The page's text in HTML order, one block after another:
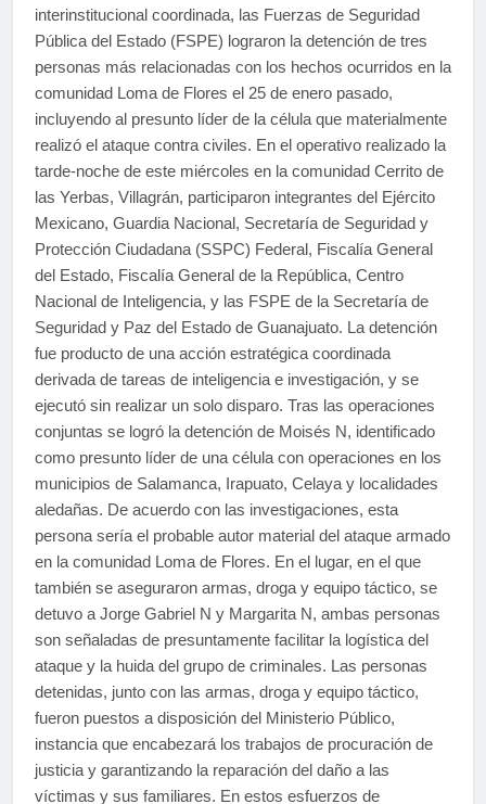
interinstitucional coordinada, las Fuerzas de Seguridad
Pública del Estado (FSPE) lograron la detención de tres
personas más relacionadas con los hechos ocurridos en la
comunidad Loma de Flores el 25 de enero pasado,
incluyendo al presunto líder de la célula que materialmente
realizó el ataque contra civiles. En el operativo realizado la
tarde-noche de este miércoles en la comunidad Cerrito de
las Yerbas, Villagrán, participaron integrantes del Ejército
Mexicano, Guardia Nacional, Secretaría de Seguridad y
Protección Ciudadana (SSPC) Federal, Fiscalía General
del Estado, Fiscalía General de la República, Centro
Nacional de Inteligencia, y las FSPE de la Secretaría de
Seguridad y Paz del Estado de Guanajuato. La detención
fue producto de una acción estratégica coordinada
derivada de tareas de inteligencia e investigación, y se
ejecutó sin realizar un solo disparo. Tras las operaciones
conjuntas se logró la detención de Moisés N, identificado
como presunto líder de una célula con operaciones en los
municipios de Salamanca, Irapuato, Celaya y localidades
aledañas. De acuerdo con las investigaciones, esta
persona sería el probable autor material del ataque armado
en la comunidad Loma de Flores. En el lugar, en el que
también se aseguraron armas, droga y equipo táctico, se
detuvo a Jorge Gabriel N y Margarita N, ambas personas
son señaladas de presuntamente facilitar la logística del
ataque y la huida del grupo de criminales. Las personas
detenidas, junto con las armas, droga y equipo táctico,
fueron puestos a disposición del Ministerio Público,
instancia que encabezará los trabajos de procuración de
justicia y garantizando la reparación del daño a las
víctimas y sus familiares. En estos esfuerzos de